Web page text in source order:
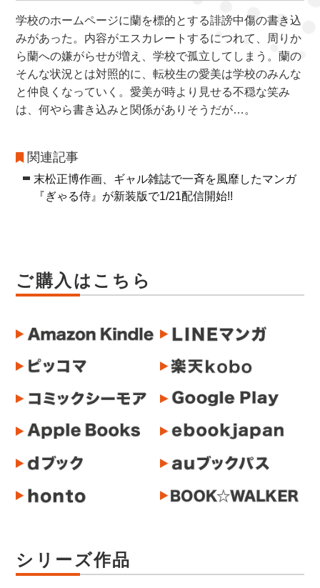
学校のホームページに蘭を標的とする誹謗中傷の書き込
みがあった。内容がエスカレートするにつれて、周りか
ら蘭への嫌がらせが増え、学校で孤立してしまう。蘭の
そんな状況とは対照的に、転校生の愛美は学校のみんな
と仲良くなっていく。愛美が時より見せる不穏な笑み
は、何やら書き込みと関係がありそうだが…。
関連記事
末松正博作画、ギャル雑誌で一斉を風靡したマンガ
『ぎゃる侍』が新装版で1/21配信開始!!
ご購入はこちら
シリーズ作品